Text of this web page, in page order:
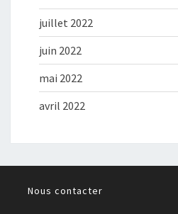
juillet 2022
juin 2022
mai 2022
avril 2022
Nous contacter